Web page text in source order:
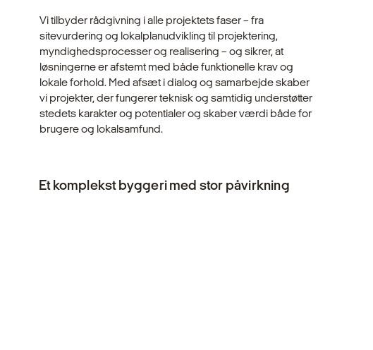
Vi tilbyder rådgivning i alle projektets faser – fra
sitevurdering og lokalplanudvikling til projektering,
myndighedsprocesser og realisering – og sikrer, at
løsningerne er afstemt med både funktionelle krav og
lokale forhold. Med afsæt i dialog og samarbejde skaber
vi projekter, der fungerer teknisk og samtidig understøtter
stedets karakter og potentialer og skaber værdi både for
brugere og lokalsamfund.
Et komplekst byggeri med stor påvirkning